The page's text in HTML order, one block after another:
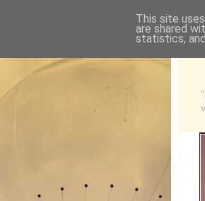
This site
are shared
statistics,